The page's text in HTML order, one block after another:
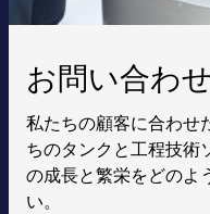
お問い合わせ
私たちの顧客に合わせ
ちのタンクと工程技術
の成長と繁栄をどのよ
い。